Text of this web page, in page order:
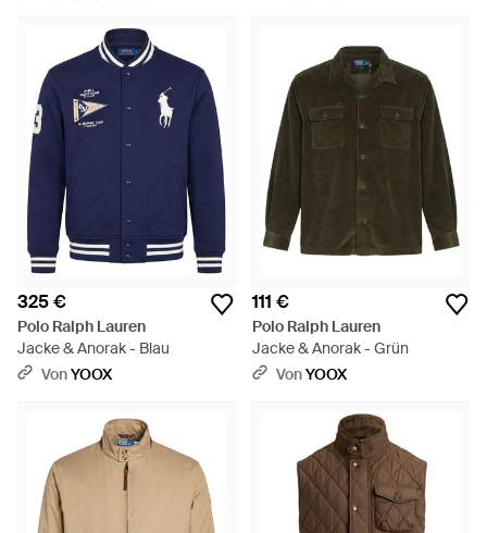
325 €
Polo Ralph Lauren
Jacke & Anorak - Blau
VonYOOX
111 €
Polo Ralph Lauren
Jacke & Anorak - Grün
VonYOOX